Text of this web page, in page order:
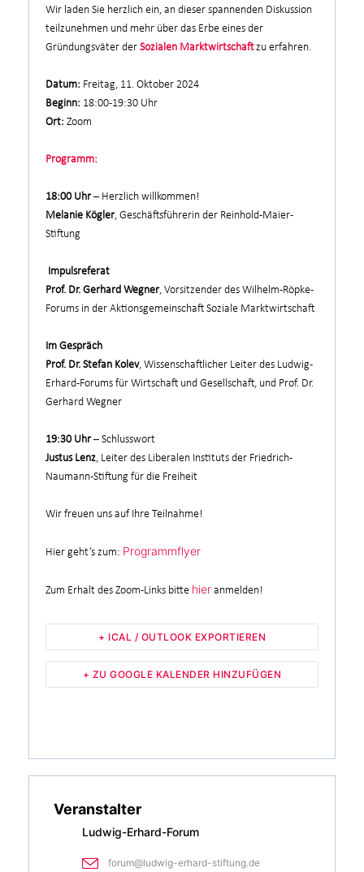
Wir laden Sie herzlich ein, an dieser spannenden Diskussion
teilzunehmen und mehr über das Erbe eines der
Gründungsväter derSozialen Marktwirtschaftzu erfahren.
Datum: Freitag, 11. Oktober 2024
Beginn: 18:00 -19:30 Uhr
Ort: Zoom
Programm:
18:00 Uhr– Herzlich willkommen!
Melanie Kögler, Geschäftsführerin der Reinhold-Maier-
Stiftung
Impulsreferat
Prof. Dr. Gerhard Wegner, Vorsitzender des Wilhelm-Röpke-
Forums in der Aktionsgemeinschaft Soziale Marktwirtschaft
Im Gespräch
Prof. Dr. Stefan Kolev, Wissenschaftlicher Leiter des Ludwig-
Erhard-Forums für Wirtschaft und Gesellschaft, und Prof. Dr.
Gerhard Wegner
19:30 Uhr– Schlusswort
Justus Lenz, Leiter des Liberalen Instituts der Friedrich-
Naumann-Stiftung für die Freiheit
Wir freuen uns auf Ihre Teilnahme!
Hier geht’s zum: Programmflyer
Zum Erhalt des Zoom-Links bitte hieranmelden!
+ ZU GOOGLE KALENDER HINZUFÜGEN
+ ICAL / OUTLOOK EXPORTIEREN
Veranstalter
Ludwig-Erhard-Forum
forum@ludwig-erhard-stiftung.de